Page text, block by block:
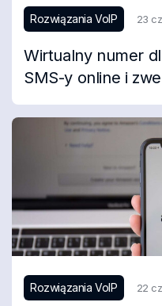
Rozwiązania VoIP 23
Wirtualny numer
SMS-y online i
Rozwiązania VoIP 22